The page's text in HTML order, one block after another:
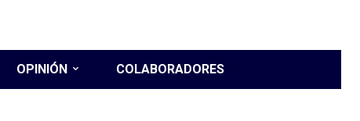
OPINIÓN COLABORADORES